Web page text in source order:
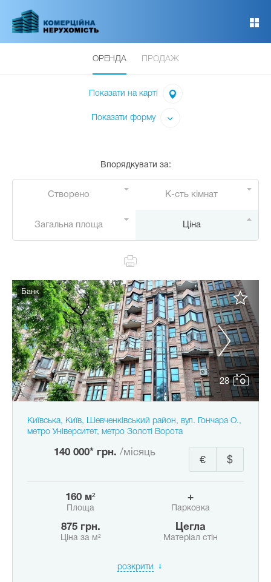
основного
ОРЕНДА ПРОДАЖ
Показати на карті
Показати форму
Впорядкувати за:
Створено К-сть кімнат
Загальна площа Ціна
28
Банк
Київська, Київ, Шевченківський район, вул. Гончара О.,
метро Університет, метро Золоті Ворота
140 000* грн. /місяць
$
€
160 м²
Площа
+
Парковка
875 грн.
Ціна за м²
Цегла
Матеріал стін
розкрити